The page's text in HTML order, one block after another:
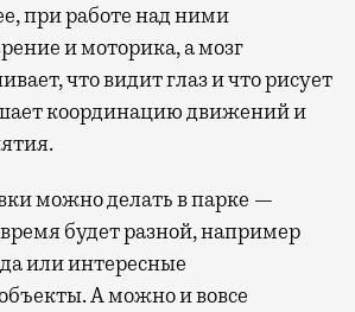
при работе над ними
и моторика, а мозг
что видит глаз и что рисует
координацию движений и
можно делать в парке —
будет разной, например
или интересные
А можно и вовсе